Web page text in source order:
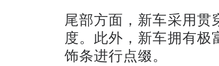
尾部方面，新车采用
度。此外，新车拥有
饰条进行点缀。